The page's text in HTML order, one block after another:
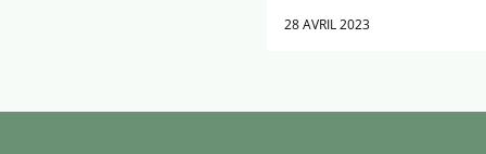
28 AVRIL 2023